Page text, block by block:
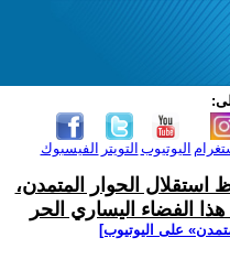
الفيسبوك التويتر اليوتيوب
استقلال الحوار المتمدن،
الفضاء اليساري الحر
على اليوتيوب]